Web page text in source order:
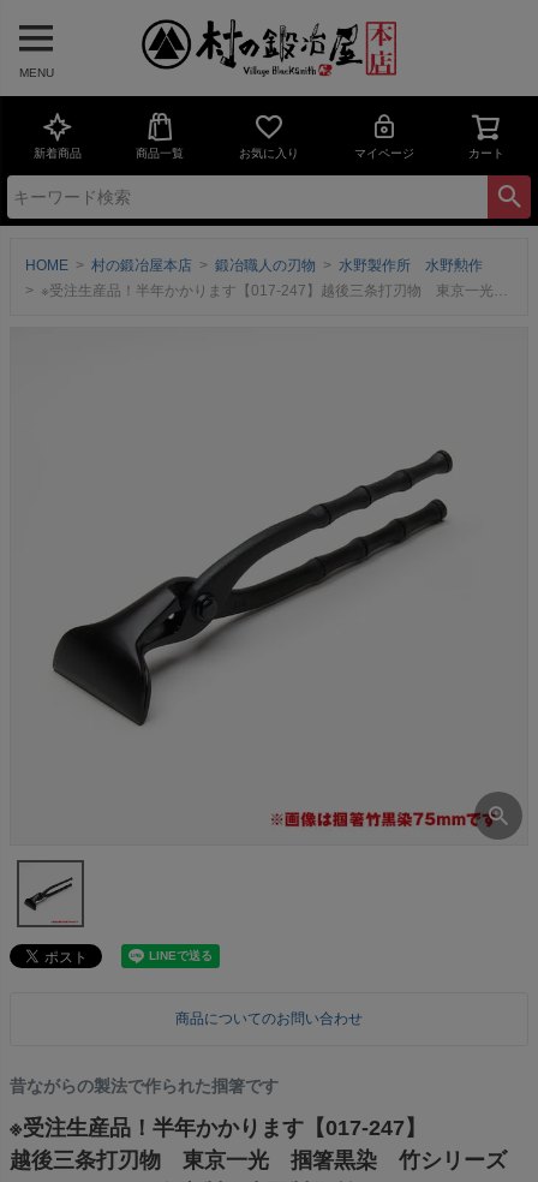
MENU
新着商品 商品一覧 お気に入り マイページ カート
HOME 村の鍛冶屋本店 鍛冶職人の刃物
水野製作所 水野勲作
※受注生産品！半年かかります【017-247】越後三条打刃物 東京一光 掴箸黒染 竹シリーズ 60mm ＜三条市製｜水野製作所＞握りやすさと高い意匠性を両立する竹シリーズ【頑張って送料無料！】
商品についてのお問い合わせ
昔ながらの製法で作られた掴箸です
※受注生産品！半年かかります【017-247】
越後三条打刃物 東京一光 掴箸黒染 竹シリーズ